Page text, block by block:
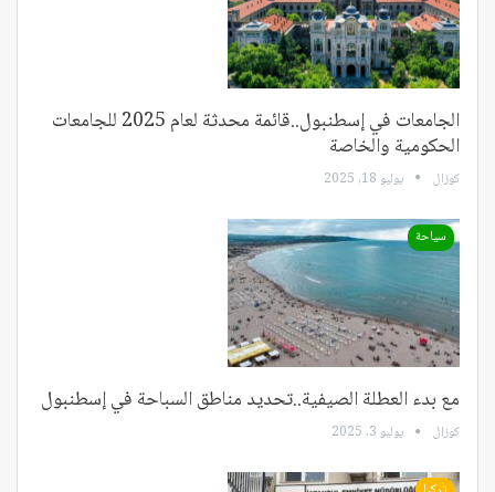
الجامعات في إسطنبول..قائمة محدثة لعام 2025 للجامعات
الحكومية والخاصة
كوزال يوليو 18, 2025
سياحة
مع بدء العطلة الصيفية..تحديد مناطق السباحة في إسطنبول
كوزال يوليو 3, 2025